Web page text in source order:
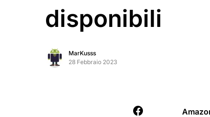
disponibili
MarKusss
28 Febbraio 2023